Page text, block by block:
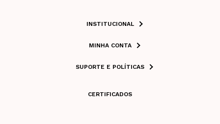
INSTITUCIONAL
MINHA CONTA
SUPORTE E POLÍTICAS
CERTIFICADOS